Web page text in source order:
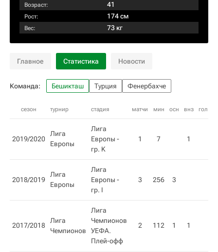
Возраст: 41
Рост: 174 см
Вес: 73 кг
Главное Статистика Новости
Команда: Бешикташ Турция Фенербахче
сезон турнир стадия матчи мин осн внз гол
2019/2020
Лига
Европы
Лига
Европы -
гр. K
1 7 1
2018/2019
Лига
Европы
Лига
Европы -
гр. I
3 256 3
2017/2018
Лига
Чемпионов
Лига
Чемпионов
УЕФА.
Плей-офф
2 112 1 1